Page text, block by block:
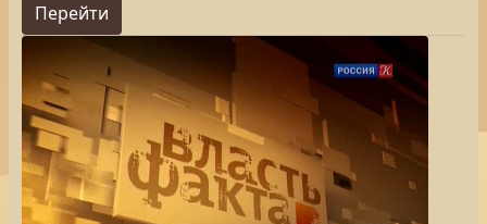
Перейти